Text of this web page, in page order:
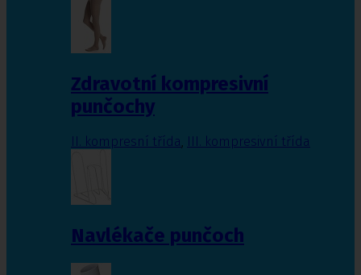
Zdravotní kompresivní
punčochy
II. kompresní třída III. kompresivní třída
Navlékače punčoch